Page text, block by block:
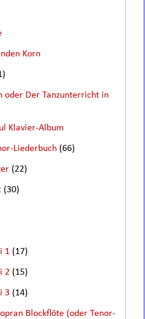
Korn
oder Der Tanzunterricht in
Klavier-Album
Liederbuch (66)
(22)
(30)
1 (17)
2 (15)
3 (14)
Blockflöte (oder Tenor-